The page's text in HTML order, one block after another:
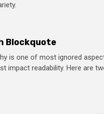
Blockquote
is one of most ignored
impact readability. Here are